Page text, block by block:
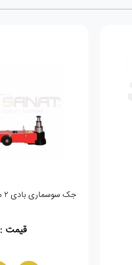
جک سوسماری بادی ۲ مرحله ای ۲۵تن / ۵۰ تن
قیمت :